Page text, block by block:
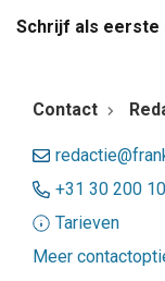
Schrijf als eerste
Contact
+31 30 200
Tarieven
Meer